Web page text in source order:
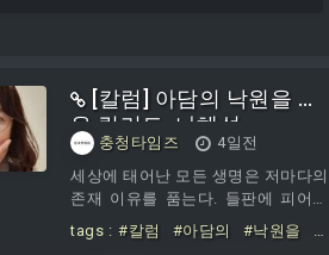
[칼럼] 아담의 낙원을 나
온 릴리트, 나혜석
충청타임즈
4일전
세상에 태어난 모든 생명은 저마다의
존재 이유를 품는다. 들판에 피어난
이름 모를 풀 한 포기조차 햇볕을 받
고 바람을 견디며 자신만의 생명력을
tags : #칼럼 #아담의 #낙원을
#